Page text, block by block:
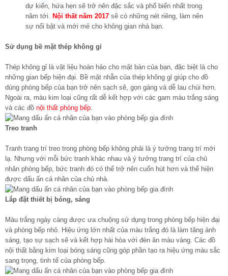
dự kiến, hứa hẹn sẽ trở nên đặc sắc và phổ biến nhất trong
năm tới.
Nội thất năm 2017 sẽ có những nét riêng, làm nên
sự nổi bật và mới mẻ cho không gian nhà bạn.
Sử dụng bề mặt thép không gỉ
Thép không gỉ là vật liệu hoàn hảo cho mặt bàn của bạn, đặc biệt là cho
những gian bếp hiện đại. Bề mặt nhẵn của thép không gỉ giúp cho đồ
dùng phòng bếp của bạn trở nên sạch sẽ, gọn gàng và dễ lau chùi hơn.
Ngoài ra, màu kim loại cũng rất dễ kết hợp với các gam màu trắng sáng
và các đồ nội thất phòng bếp
Treo tranh
Tranh trang trí treo trong phòng bếp không phải là ý tưởng trang trí mới
lạ. Nhưng với mỗi bức tranh khác nhau và ý tưởng trang trí của chủ
nhân phòng bếp, bức tranh đó có thể trở nên cuốn hút hơn và thể hiện
được dấu ấn cá nhân của chủ nhà.
Lắp đặt thiết bị bóng, sáng
Màu trắng ngày càng được ưa chuộng sử dụng trong phòng bếp hiện đại
và phòng bếp nhỏ. Hiệu ứng lớn nhất của màu trắng đó là làm tăng ánh
sáng, tạo sự sạch sẽ và kết hợp hài hòa với đèn ăn màu vàng. Các đồ
nội thất bằng kim loại bóng sáng cũng góp phần tạo ra hiệu ứng màu sắc
sang trọng, tinh tế của phòng bếp.